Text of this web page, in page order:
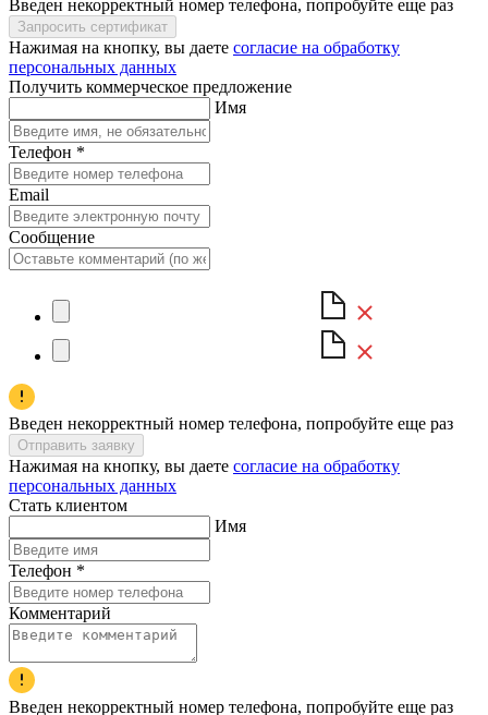
Введен некорректный номер телефона, попробуйте еще раз
Запросить сертификат
Нажимая на кнопку, вы даете согласие на обработку
персональных данных
Получить коммерческое предложение
Имя
Телефон *
Email
Сообщение
Введен некорректный номер телефона, попробуйте еще раз
Отправить заявку
Нажимая на кнопку, вы даете согласие на обработку
персональных данных
Стать клиентом
Имя
Телефон *
Комментарий
Введен некорректный номер телефона, попробуйте еще раз